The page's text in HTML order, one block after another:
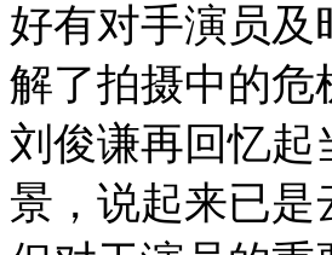
好有对手演员及
解了拍摄中的危
刘俊谦再回忆起
景，说起来已是